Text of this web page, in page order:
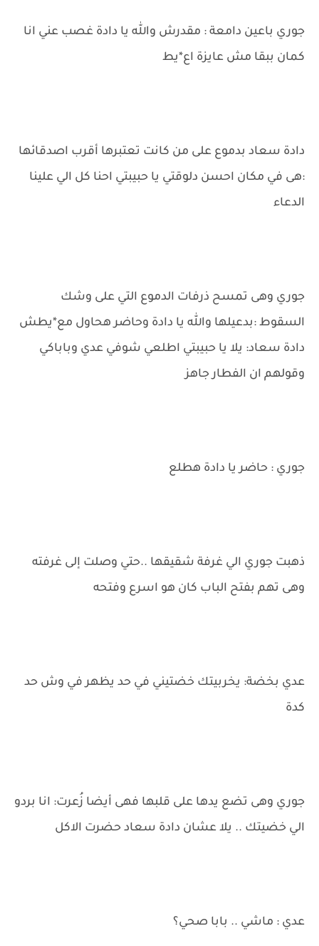
جوري باعين دامعة : مقدرش والله يا دادة غصب عني انا
كمان ببقا مش عايزة اع*يط
دادة سعاد بدموع على من كانت تعتبرها أقرب اصدقائها
:هى في مكان احسن دلوقتي يا حبيبتي احنا كل الي علينا
الدعاء
جوري وهى تمسح ذرفات الدموع التي على وشك
السقوط :بدعيلها والله يا دادة وحاضر هحاول مع*يطش
دادة سعاد: يلا يا حبيبتي اطلعي شوفي عدي وباباكي
وقولهم ان الفطار جاهز
جوري : حاضر يا دادة هطلع
ذهبت جوري الي غرفة شقيقها ..حتي وصلت إلى غرفته
وهى تهم بفتح الباب كان هو اسرع وفتحه
عدي بخضة: يخربيتك خضتيني في حد يظهر في وش حد
كدة
جوري وهى تضع يدها على قلبها فهى أيضا زُعرت: انا بردو
الي خضيتك .. يلا عشان دادة سعاد حضرت الاكل
عدي : ماشي .. بابا صحي؟